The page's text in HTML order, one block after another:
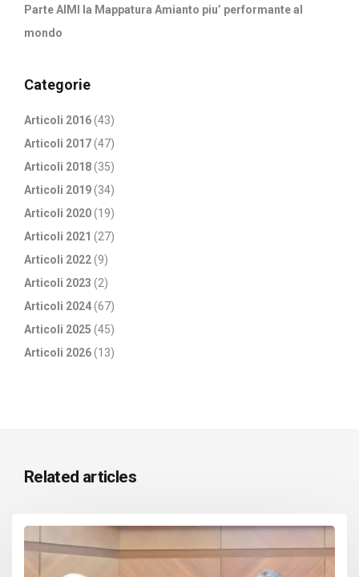
Parte AIMI la Mappatura Amianto piu’ performante al
mondo
Categorie
Articoli 2016(43)
Articoli 2017(47)
Articoli 2018(35)
Articoli 2019(34)
Articoli 2020(19)
Articoli 2021 (27)
Articoli 2022(9)
Articoli 2023 (2)
Articoli 2024(67)
Articoli 2025 (45)
Articoli 2026(13)
Related articles